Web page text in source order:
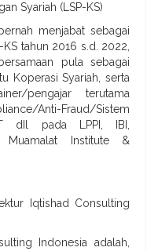
Syariah (LSP-KS)
menjabat sebagai
tahun 2016 s.d. 2022,
pula sebagai
Koperasi Syariah, serta
pengajar terutama
Anti-Fraud/Sistem
dIl pada LPPI, IBI,
Muamalat Institute &
Iqtishad Consulting
Indonesia adalah,